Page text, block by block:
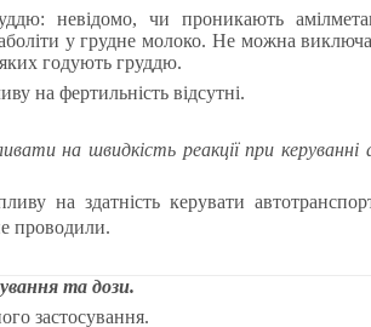
невідомо, чи проникають
у грудне молоко. Не можна
годують груддю.
на фертильність відсутні.
на швидкість реакції при
на здатність керувати
проводили.
та дози.
застосування.